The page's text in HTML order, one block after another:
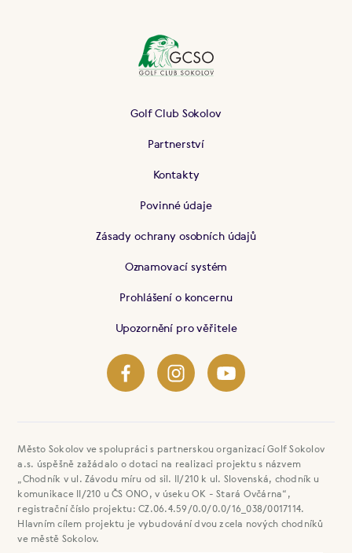
Golf Club Sokolov
Partnerství
Kontakty
Povinné údaje
Zásady ochrany osobních údajů
Oznamovací systém
Prohlášení o koncernu
Upozornění pro věřitele
Město Sokolov ve spolupráci s partnerskou organizací Golf Sokolov
a.s. úspěšně zažádalo o dotaci na realizaci projektu s názvem
„Chodník v ul. Závodu míru od sil. II/210 k ul. Slovenská, chodník u
komunikace II/210 u ČS ONO, v úseku OK - Stará Ovčárna“,
registrační číslo projektu: CZ.06.4.59/0.0/0.0/16_038/0017114.
Hlavním cílem projektu je vybudování dvou zcela nových chodníků
ve městě Sokolov.